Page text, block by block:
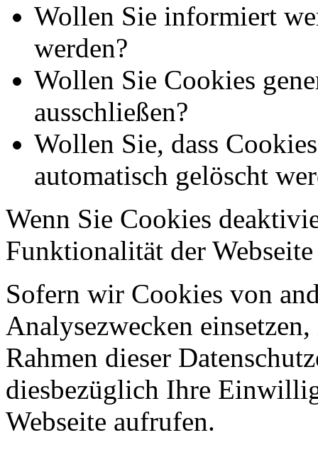
Wollen Sie informiert
werden?
Wollen Sie Cookies
ausschließen?
Wollen Sie, dass
automatisch gelöscht
Wenn Sie Cookies
Funktionalität der
Sofern wir Cookies von
Analysezwecken
Rahmen dieser
diesbezüglich Ihre
Webseite aufrufen.